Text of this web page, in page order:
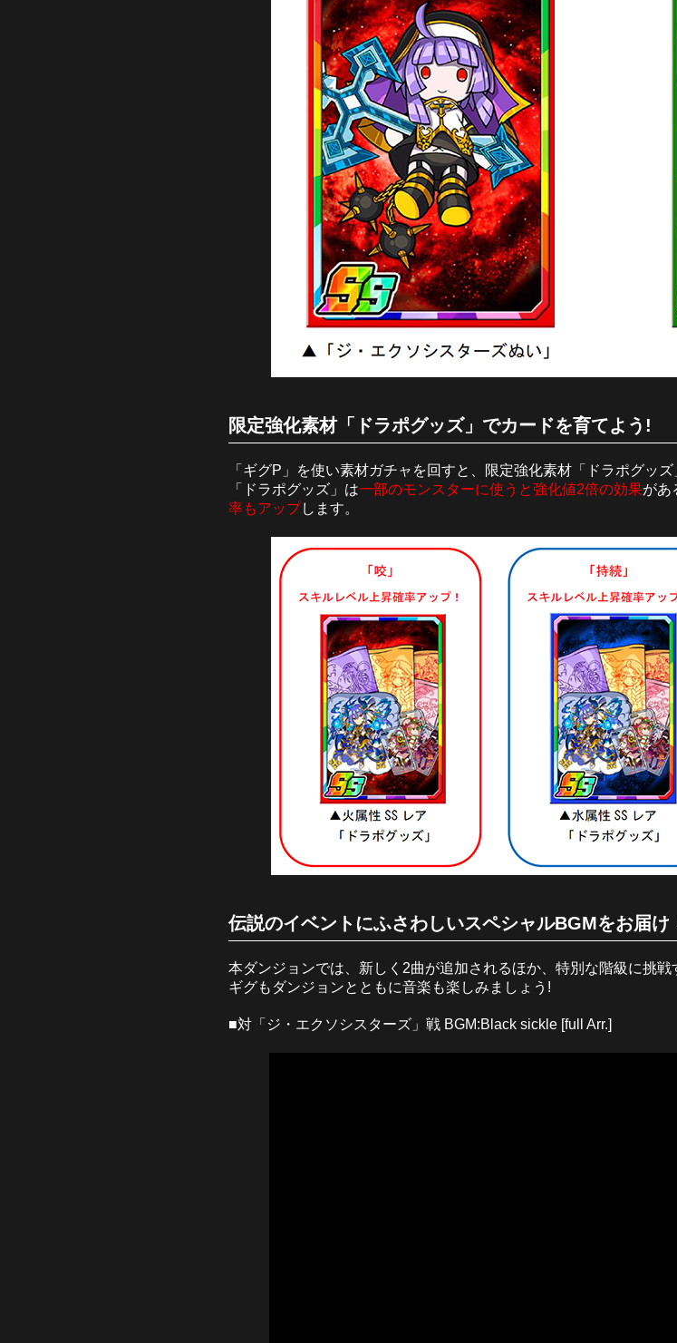
限定強化素材「ドラポグッズ」でカードを育てよう!
「ギグP」を使い素材ガチャを回すと、限定強化素材「ドラポグッ
「ドラポグッズ」は一部のモンスターに使うと強化値2倍の効果があ
率もアップします。
伝説のイベントにふさわしいスペシャルBGMをお届け
本ダンジョンでは、新しく2曲が追加されるほか、特別な階級に挑
ギグもダンジョンとともに音楽も楽しみましょう!
■対「ジ・エクソシスターズ」戦 BGM:Black sickle [full Arr.]